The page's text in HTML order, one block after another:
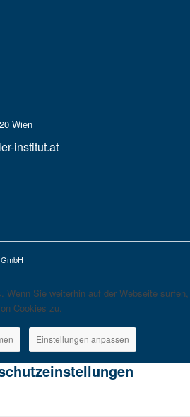
Wien
institut.at
Wenn Sie weiterhin auf der Webseite surfen,
Cookies zu.
Einstellungen anpassen